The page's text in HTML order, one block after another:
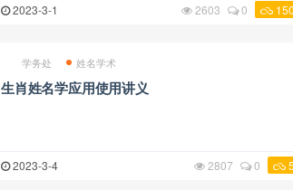
授，共15堂课 生肖姓名学应用第01堂课下载 生肖姓名学
2023-3-1 2603 0 150
学务处 姓名学术
生肖姓名学应用使用讲义
2023-3-4 2807 0 5